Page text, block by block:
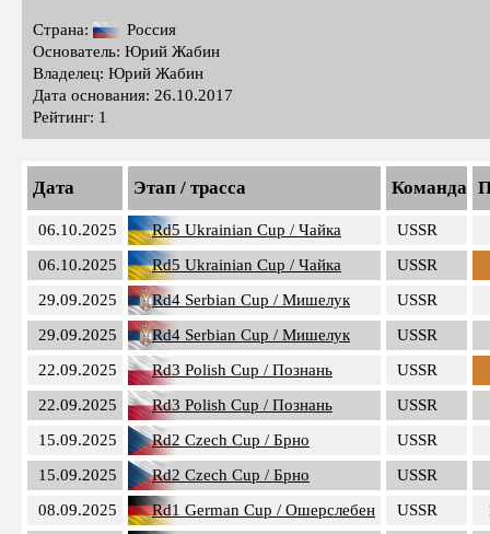
Страна:
Россия
Основатель: Юрий Жабин
Владелец: Юрий Жабин
Дата основания: 26.10.2017
Рейтинг: 1
Дата Этап / трасса Команда
06.10.2025 Rd5 Ukrainian Cup / Чайка
USSR
06.10.2025
Rd5 Ukrainian Cup / Чайка
USSR
29.09.2025
Rd4 Serbian Cup / Мишелук
USSR
29.09.2025
Rd4 Serbian Cup / Мишелук
USSR
22.09.2025
Rd3 Polish Cup / Познань
USSR
22.09.2025
Rd3 Polish Cup / Познань
USSR
15.09.2025
Rd2 Czech Cup / Брно
USSR
15.09.2025
Rd2 Czech Cup / Брно
USSR
08.09.2025
Rd1 German Cup / Ошерслебен USSR